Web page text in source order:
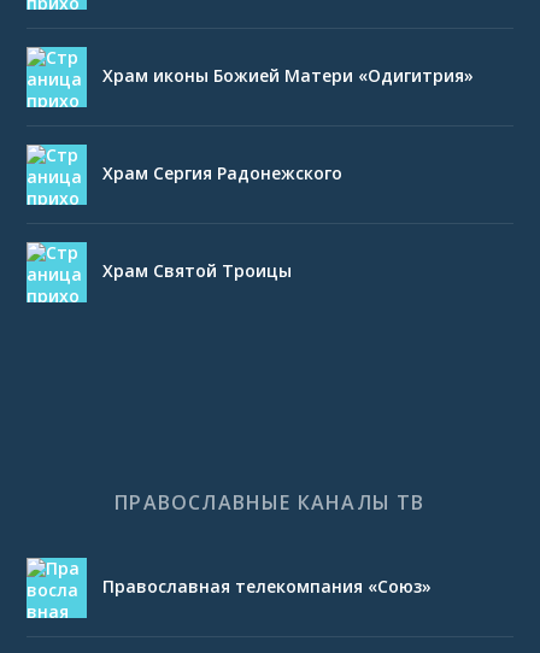
Храм иконы Божией Матери «Одигитрия»
Храм Сергия Радонежского
Храм Святой Троицы
ПРАВОСЛАВНЫЕ КАНАЛЫ ТВ
Православная телекомпания «Союз»